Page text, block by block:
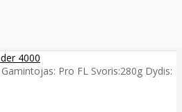
4000
Pro FL Svoris:280g Dydis: